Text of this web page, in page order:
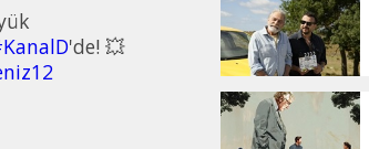
'de! 💥